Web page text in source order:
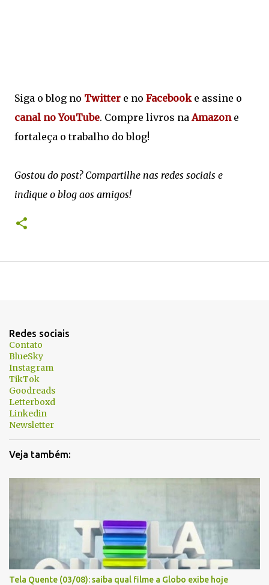
Siga o blog no Twitter e no Facebooke assine o
canal no YouTube. Compre livros naAmazone
fortaleça o trabalho do blog!
Gostou do post? Compartilhe nas redes sociais e
indique o blog aos amigos!
Redes sociais
Contato
BlueSky
Instagram
TikTok
Goodreads
Letterboxd
Linkedin
Newsletter
Veja também:
Tela Quente (03/08): saiba qual filme a Globo exibe hoje